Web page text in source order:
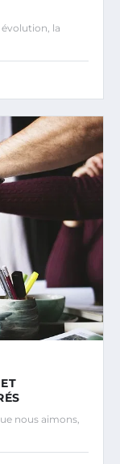
la
nous aimons,